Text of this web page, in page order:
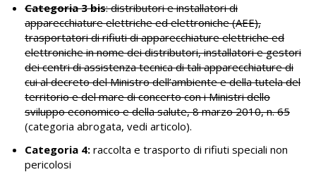
Categoria 3 bis: distributori e installatori di
apparecchiature elettriche ed elettroniche (AEE),
trasportatori di rifiuti di apparecchiature elettriche ed
elettroniche in nome dei distributori, installatori e gestori
dei centri di assistenza tecnica di tali apparecchiature di
cui al decreto del Ministro dell’ambiente e della tutela del
territorio e del mare di concerto con i Ministri dello
sviluppo economico e della salute, 8 marzo 2010, n. 65
(categoria abrogata, vedi articolo).
Categoria 4: raccolta e trasporto di rifiuti speciali non
pericolosi